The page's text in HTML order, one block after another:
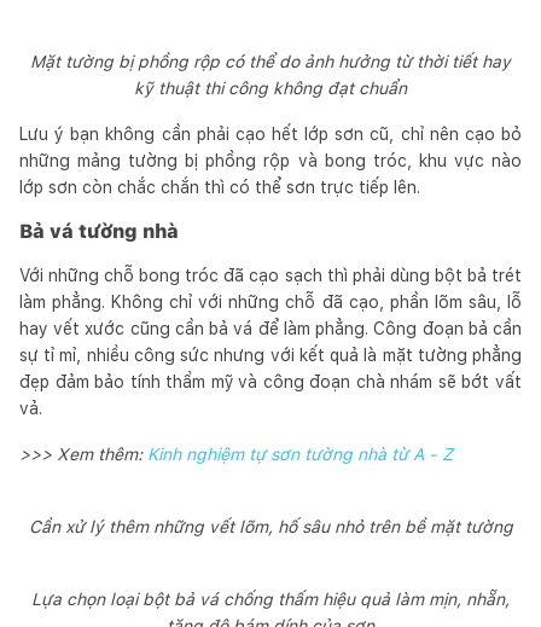
Mặt tường bị phồng rộp có thể do ảnh hưởng từ thời tiết hay
kỹ thuật thi công không đạt chuẩn
Lưu ý bạn không cần phải cạo hết lớp sơn cũ, chỉ nên cạo bỏ
những mảng tường bị phồng rộp và bong tróc, khu vực nào
lớp sơn còn chắc chắn thì có thể sơn trực tiếp lên.
Bả vá tường nhà
Với những chỗ bong tróc đã cạo sạch thì phải dùng bột bả trét
làm phẳng. Không chỉ với những chỗ đã cạo, phần lõm sâu, lỗ
hay vết xước cũng cần bả vá để làm phẳng. Công đoạn bả cần
sự tỉ mỉ, nhiều công sức nhưng với kết quả là mặt tường phẳng
đẹp đảm bảo tính thẩm mỹ và công đoạn chà nhám sẽ bớt vất
vả.
>>> Xem thêm: Kinh nghiệm tự sơn tường nhà từ A - Z
Cần xử lý thêm những vết lõm, hố sâu nhỏ trên bề mặt tường
Lựa chọn loại bột bả vá chống thấm hiệu quả làm mịn, nhẵn,